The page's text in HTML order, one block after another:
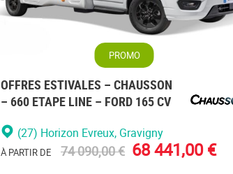
PROMO
OFFRES ESTIVALES – CHAUSSON
– 660 ETAPE LINE – FORD 165 CV
(27) Horizon Evreux, Gravigny
À PARTIR DE 74 090,00 € 68 441,00 €